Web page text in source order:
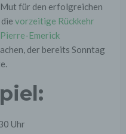
für den erfolgreichen
vorzeitige Rückkehr
Emerick
der bereits Sonntag
Uhr